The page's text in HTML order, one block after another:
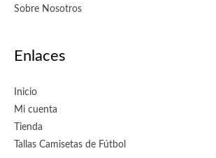
Sobre Nosotros
Enlaces
Inicio
Mi cuenta
Tienda
Tallas Camisetas de Fútbol